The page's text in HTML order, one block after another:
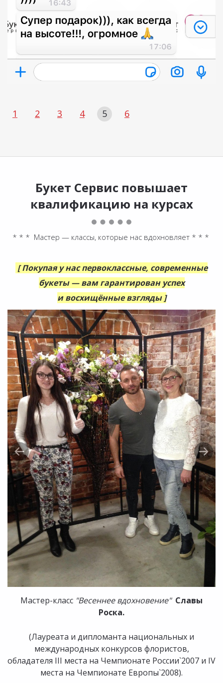
1 2 3 4 5 6
Букет Сервис повышает
квалификацию на курсах
* * * Мастер — классы, которые нас вдохновляет * * *
[ Покупая у нас первоклассные, современные
букеты — вам гарантирован успех
и восхищённые взгляды ]
Мастер-класс "Весеннее вдохновение" Славы
Роска.
(Лауреата и дипломанта национальных и
международных конкурсов флористов,
обладателя III места на Чемпионате России`2007 и IV
места на Чемпионате Европы`2008).